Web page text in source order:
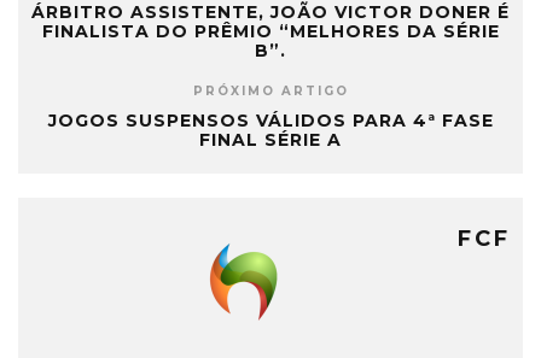
ÁRBITRO ASSISTENTE, JOÃO VICTOR DONER É
FINALISTA DO PRÊMIO “MELHORES DA SÉRIE
B”.
PRÓXIMO ARTIGO
JOGOS SUSPENSOS VÁLIDOS PARA 4ª FASE
FINAL SÉRIE A
FCF